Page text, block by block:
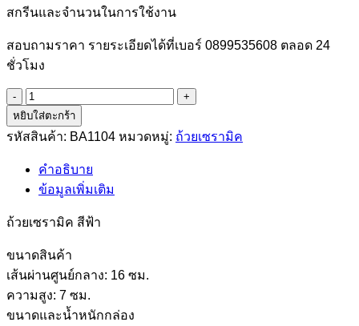
สกรีนและจำนวนในการใช้งาน
สอบถามราคา รายระเอียดได้ที่เบอร์ 0899535608 ตลอด 24
ชั่วโมง
จำนวน
รหัส
BA1104
เซรามิค
ชิ้น
หยิบใส่ตะกร้า
รหัสสินค้า: BA1104 หมวดหมู่: ถ้วยเซรามิค
คำอธิบาย
ข้อมูลเพิ่มเติม
ถ้วยเซรามิค สีฟ้า
ขนาดสินค้า
เส้นผ่านศูนย์กลาง: 16 ซม.
ความสูง: 7 ซม.
ขนาดและน้ำหนักกล่อง